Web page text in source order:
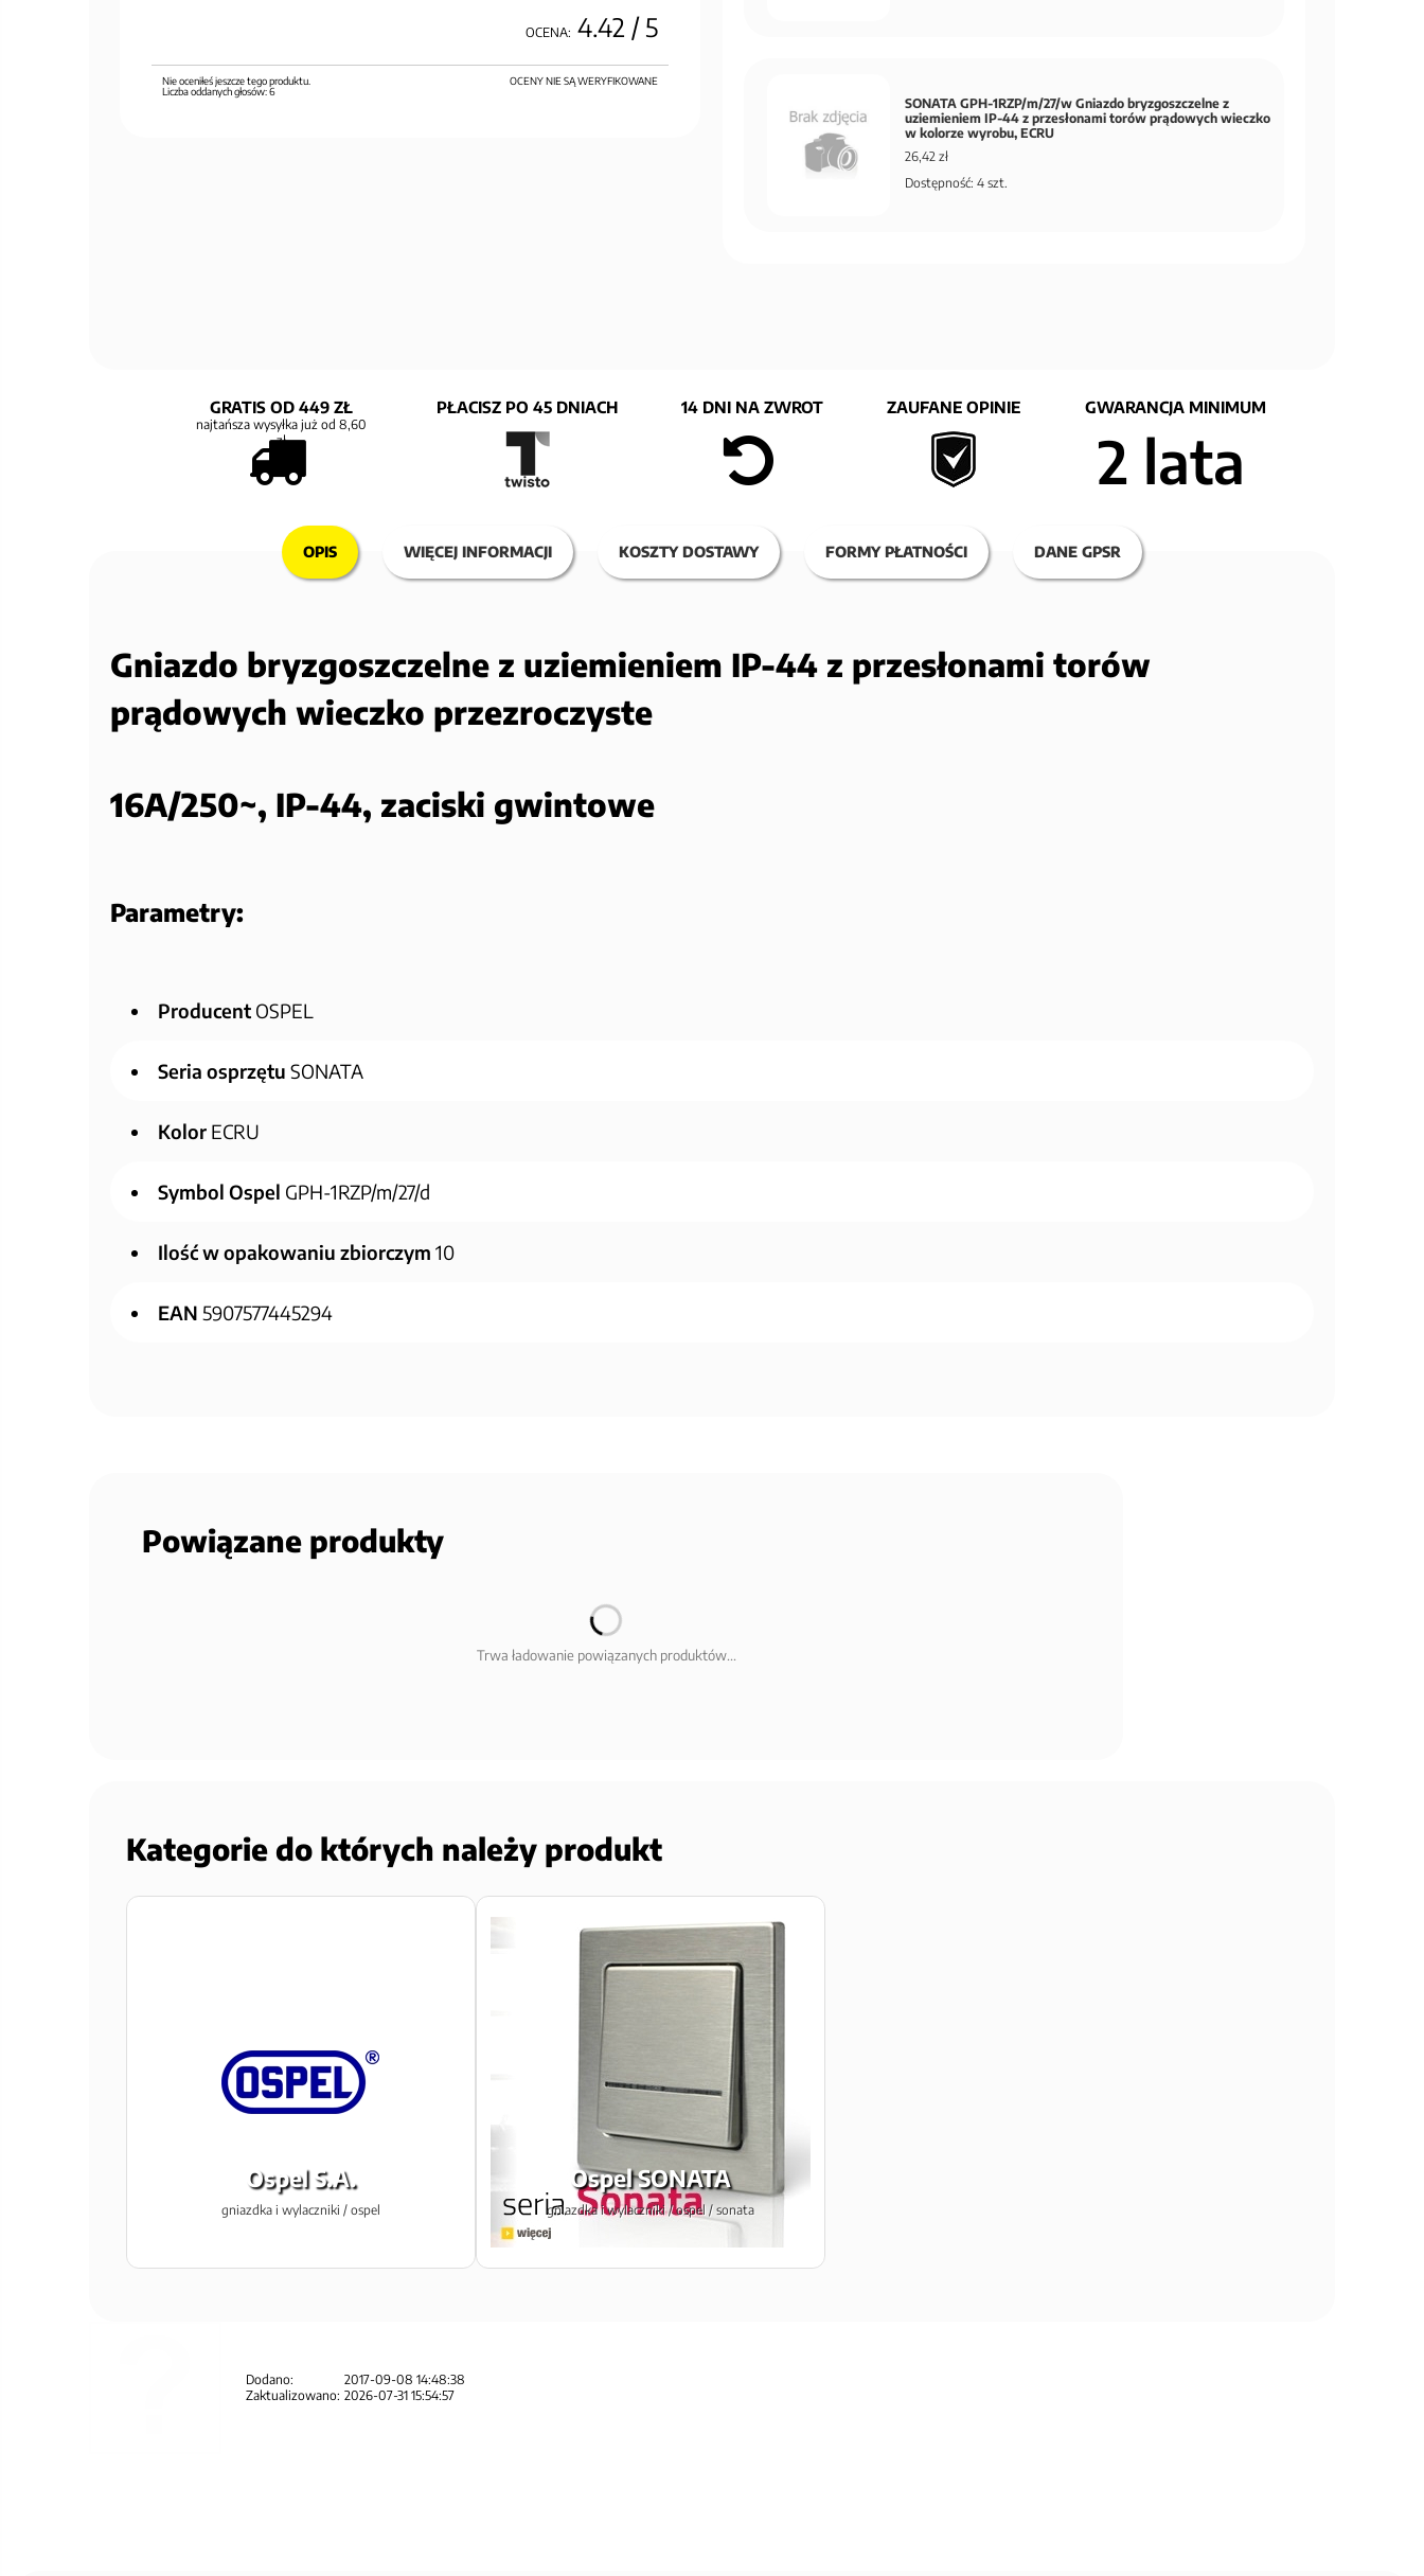
OCENA: 4.42 / 5
OCENY NIE SĄ WERYFIKOWANE
Nie oceniłeś jeszcze tego produktu.
Liczba oddanych głosów:6
SONATA GPH-1RZP/m/27/w Gniazdo bryzgoszczelne z
uziemieniem IP-44 z przesłonami torów prądowych wieczko
w kolorze wyrobu, ECRU
26,42 zł
Dostępność: 4 szt.
GRATIS OD 449 ZŁ
najtańsza wysyłka już od 8,60
zł
PŁACISZ PO 45 DNIACH 14 DNI NA ZWROT ZAUFANE OPINIE GWARANCJA MINIMUM
2 lata
OPIS WIĘCEJ INFORMACJI KOSZTY DOSTAWY FORMY PŁATNOŚCI DANE GPSR
Gniazdo bryzgoszczelne z uziemieniem IP-44 z przesłonami torów
prądowych wieczko przezroczyste
16A/250~, IP-44, zaciski gwintowe
Parametry:
Producent OSPEL
Seria osprzętu SONATA
Kolor ECRU
Symbol Ospel GPH-1RZP/m/27/d
Ilość w opakowaniu zbiorczym 10
EAN 5907577445294
Powiązane produkty
Trwa ładowanie powiązanych produktów...
Kategorie do których należy produkt
Ospel S.A.
gniazdka i wylaczniki / ospel
Ospel SONATA
gniazdka i wylaczniki / ospel / sonata
Dodano:
2017-09-08 14:48:38
Zaktualizowano: 2026-07-31 15:54:57